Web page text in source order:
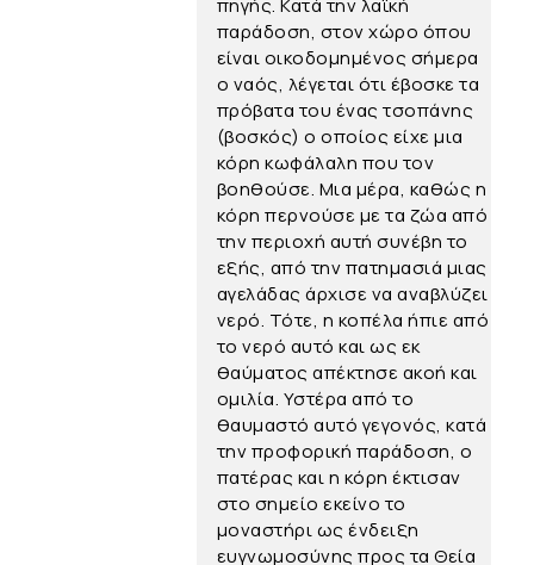
πηγής. Κατά την λαϊκή
παράδοση, στον χώρο όπου
είναι οικοδομημένος σήμερα
ο ναός, λέγεται ότι έβοσκε τα
πρόβατα του ένας τσοπάνης
(βοσκός) ο οποίος είχε μια
κόρη κωφάλαλη που τον
βοηθούσε. Μια μέρα, καθώς η
κόρη περνούσε με τα ζώα από
την περιοχή αυτή συνέβη το
εξής, από την πατημασιά μιας
αγελάδας άρχισε να αναβλύζει
νερό. Τότε, η κοπέλα ήπιε από
το νερό αυτό και ως εκ
θαύματος απέκτησε ακοή και
ομιλία. Υστέρα από το
θαυμαστό αυτό γεγονός, κατά
την προφορική παράδοση, ο
πατέρας και η κόρη έκτισαν
στο σημείο εκείνο το
μοναστήρι ως ένδειξη
ευγνωμοσύνης προς τα Θεία